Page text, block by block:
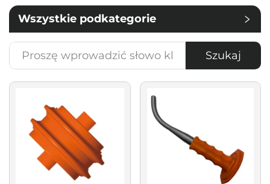
Wszystkie podkategorie
Szukaj